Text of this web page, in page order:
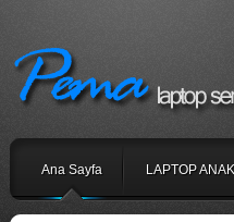
Ana Sayfa LAPTOP